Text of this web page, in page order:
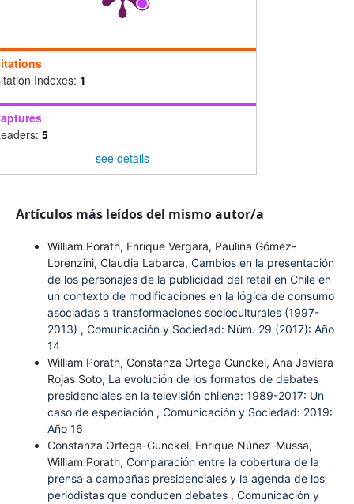
Indexes: 1
5
see details
Artículos más leídos del mismo autor/a
William Porath, Enrique Vergara, Paulina Gómez-
Lorenzini, Claudia Labarca, Cambios en la presentación
de los personajes de la publicidad del retail en Chile en
un contexto de modificaciones en la lógica de consumo
asociadas a transformaciones socioculturales (1997-
2013) , Comunicación y Sociedad: Núm. 29 (2017): Año
14
William Porath, Constanza Ortega Gunckel, Ana Javiera
Rojas Soto, La evolución de los formatos de debates
presidenciales en la televisión chilena: 1989-2017: Un
caso de especiación , Comunicación y Sociedad: 2019:
Año 16
Constanza Ortega-Gunckel, Enrique Núñez-Mussa,
William Porath, Comparación entre la cobertura de la
prensa a campañas presidenciales y la agenda de los
periodistas que conducen debates , Comunicación y